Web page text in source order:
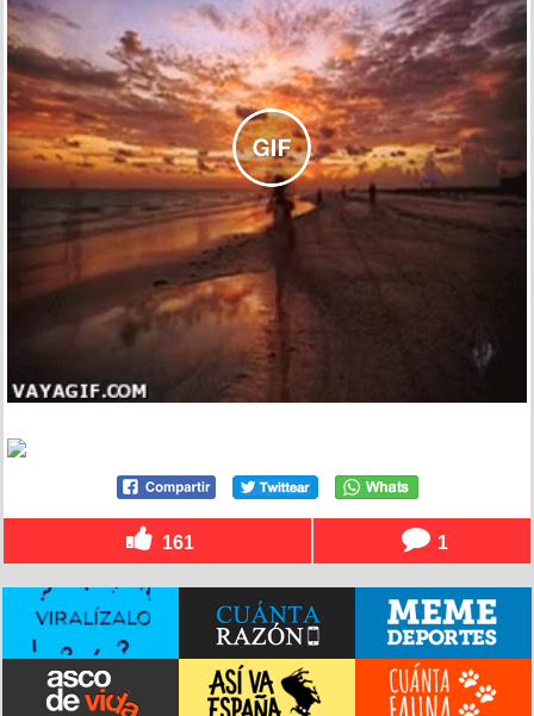
161 1